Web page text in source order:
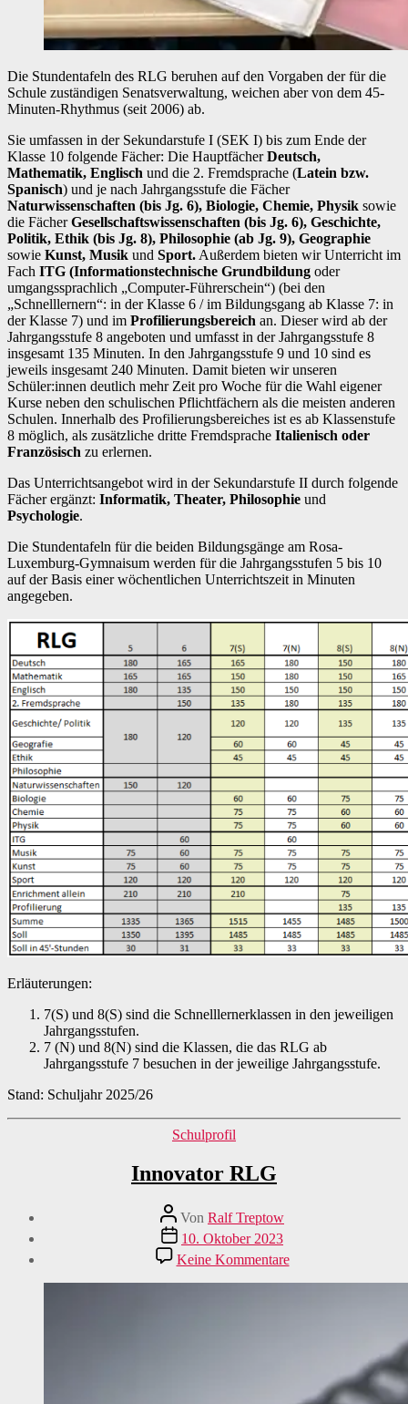
Die Stundentafeln des RLG beruhen auf den Vorgaben der für die
Schule zuständigen Senatsverwaltung, weichen aber von dem 45-
Minuten-Rhythmus (seit 2006) ab.
Sie umfassen in der Sekundarstufe I (SEK I) bis zum Ende der
Klasse 10 folgende Fächer: Die HauptfächerDeutsch,
Mathematik, Englisch und die 2. Fremdsprache (Latein bzw.
Spanisch) und je nach Jahrgangsstufe die Fächer
Naturwissenschaften (bis Jg. 6), Biologie, Chemie, Physik sowie
die FächerGesellschaftswissenschaften (bis Jg. 6), Geschichte,
Politik, Ethik (bis Jg. 8), Philosophie (ab Jg. 9), Geographie
sowie Kunst, Musik und Sport. Außerdem bieten wir Unterricht im
Fach ITG (Informationstechnische Grundbildung oder
umgangssprachlich „Computer-Führerschein“) (bei den
„Schnelllernern“: in der Klasse 6 / im Bildungsgang ab Klasse 7: in
der Klasse 7) und im Profilierungsbereich an. Dieser wird ab der
Jahrgangsstufe 8 angeboten und umfasst in der Jahrgangsstufe 8
insgesamt 135 Minuten. In den Jahrgangsstufe 9 und 10 sind es
jeweils insgesamt 240 Minuten. Damit bieten wir unseren
Schüler:innen deutlich mehr Zeit pro Woche für die Wahl eigener
Kurse neben den schulischen Pflichtfächern als die meisten anderen
Schulen. Innerhalb des Profilierungsbereiches ist es ab Klassenstufe
8 möglich, als zusätzliche dritte Fremdsprache Italienisch oder
Französisch zu erlernen.
Das Unterrichtsangebot wird in der Sekundarstufe II durch folgende
Fächer ergänzt: Informatik, Theater, Philosophie und
Psychologie.
Die Stundentafeln für die beiden Bildungsgänge am Rosa-
Luxemburg-Gymnaisum werden für die Jahrgangsstufen 5 bis 10
auf der Basis einer wöchentlichen Unterrichtszeit in Minuten
angegeben.
Erläuterungen:
7(S) und 8(S) sind die Schnelllernerklassen in den jeweiligen
Jahrgangsstufen.
7 (N) und 8(N) sind die Klassen, die das RLG ab
Jahrgangsstufe 7 besuchen in der jeweilige Jahrgangsstufe.
Stand: Schuljahr 2025/26
Kategorien
Schulprofil
Innovator RLG
Beitragsautor
Von Ralf Treptow
Veröffentlichungsdatum
10. Oktober 2023
Keine Kommentarezu
Innovator
RLG